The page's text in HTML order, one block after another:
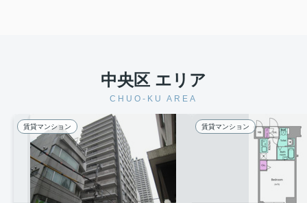
中央区 エリア
CHUO-KU AREA
賃貸マンション 賃貸マンション